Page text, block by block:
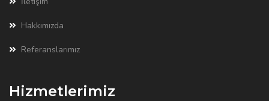
Hakkımızda
Referanslarımız
Hizmetlerimiz